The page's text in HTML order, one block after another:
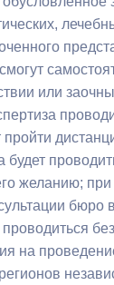
Кадровая
Контактная
Списки
учете в
улучшении
г. Владикавказ
документов
или
пройти
будет
желанию;
бюро
проводиться
на